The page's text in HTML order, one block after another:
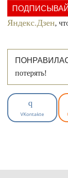
Яндекс.Дзен,
потерять!
VKontakte